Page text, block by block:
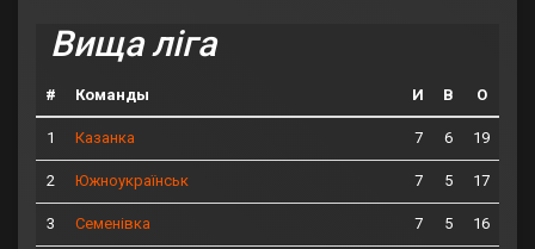
Вища ліга
# Команды И В О
1 Казанка 7 6 19
2 Южноукраїнськ 7 5 17
3 Семенівка 7 5 16